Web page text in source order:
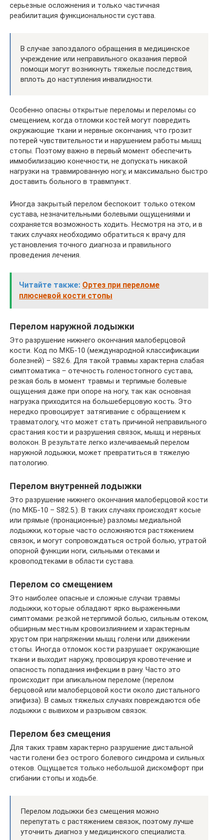
серьезные осложнения и только частичная
реабилитация функциональности сустава.
В случае запоздалого обращения в медицинское
учреждение или неправильного оказания первой
помощи могут возникнуть тяжелые последствия,
вплоть до наступления инвалидности.
Особенно опасны открытые переломы и переломы со
смещением, когда отломки костей могут повредить
окружающие ткани и нервные окончания, что грозит
потерей чувствительности и нарушением работы мышц
стопы. Поэтому важно в первый момент обеспечить
иммобилизацию конечности, не допускать никакой
нагрузки на травмированную ногу, и максимально быстро
доставить больного в травмпункт.
Иногда закрытый перелом беспокоит только отеком
сустава, незначительными болевыми ощущениями и
сохраняется возможность ходить. Несмотря на это, и в
таких случаях необходимо обратиться к врачу для
установления точного диагноза и правильного
проведения лечения.
Читайте также: Ортез при переломе
плюсневой кости стопы
Перелом наружной лодыжки
Это разрушение нижнего окончания малоберцовой
кости. Код по МКБ-10 (международной классификации
болезней) – S82.6. Для такой травмы характерна слабая
симптоматика – отечность голеностопного сустава,
резкая боль в момент травмы и терпимые болевые
ощущения даже при опоре на ногу, так как основная
нагрузка приходится на большеберцовую кость. Это
нередко провоцирует затягивание с обращением к
травматологу, что может стать причиной неправильного
срастания кости и разрушения связок, мышц и нервных
волокон. В результате легко излечиваемый перелом
наружной лодыжки, может превратиться в тяжелую
патологию.
Перелом внутренней лодыжки
Это разрушение нижнего окончания малоберцовой кости
(по МКБ-10 – S82.5.). В таких случаях происходят косые
или прямые (пронационные) разломы медиальной
лодыжки, которые часто осложняются растяжением
связок, и могут сопровождаться острой болью, утратой
опорной функции ноги, сильными отеками и
кровоподтеками в области сустава.
Перелом со смещением
Это наиболее опасные и сложные случаи травмы
лодыжки, которые обладают ярко выраженными
симптомами: резкой нетерпимой болью, сильным отеком,
обширным местным кровоизлиянием и характерным
хрустом при напряжении мышц голени или движении
стопы. Иногда отломок кости разрушает окружающие
ткани и выходит наружу, провоцируя кровотечение и
опасность попадания инфекции в рану. Часто это
происходит при апикальном переломе (перелом
берцовой или малоберцовой кости около дистального
эпифиза). В самых тяжелых случаях повреждаются обе
лодыжки с вывихом и разрывом связок.
Перелом без смещения
Для таких травм характерно разрушение дистальной
части голени без острого болевого синдрома и сильных
отеков. Ощущается только небольшой дискомфорт при
сгибании стопы и ходьбе.
Перелом лодыжки без смещения можно
перепутать с растяжением связок, поэтому лучше
уточнить диагноз у медицинского специалиста.